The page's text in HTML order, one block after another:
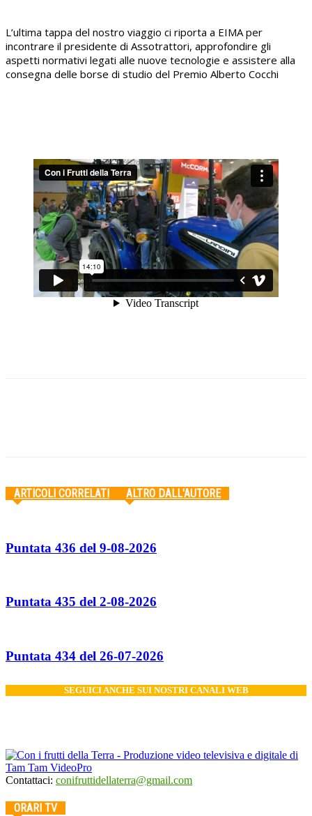
L’ultima tappa del nostro viaggio ci riporta a EIMA per
incontrare il presidente di Assotrattori, approfondire gli
aspetti normativi legati alle nuove tecnologie e assistere alla
consegna delle borse di studio del Premio Alberto Cocchi
ARTICOLI CORRELATI ALTRO DALL'AUTORE
Puntata 436 del 9-08-2026
Puntata 435 del 2-08-2026
Puntata 434 del 26-07-2026
SEGUICI ANCHE SUI NOSTRI CANALI WEB
Contattaci: conifruttidellaterra@gmail.com
ORARI TV